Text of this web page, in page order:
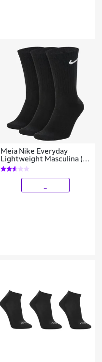
Meia Nike Everyday
Lightweight Masculina (3
Pares)